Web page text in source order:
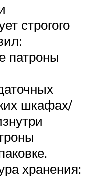
строгого
патроны
шкафах/
хранения: